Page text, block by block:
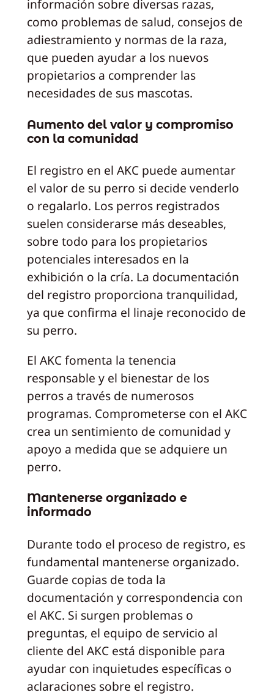
información sobre diversas razas,
como problemas de salud, consejos de
adiestramiento y normas de la raza,
que pueden ayudar a los nuevos
propietarios a comprender las
necesidades de sus mascotas.
Aumento del valor y compromiso
con la comunidad
El registro en el AKC puede aumentar
el valor de su perro si decide venderlo
o regalarlo. Los perros registrados
suelen considerarse más deseables,
sobre todo para los propietarios
potenciales interesados en la
exhibición o la cría. La documentación
del registro proporciona tranquilidad,
ya que confirma el linaje reconocido de
su perro.
El AKC fomenta la tenencia
responsable y el bienestar de los
perros a través de numerosos
programas. Comprometerse con el AKC
crea un sentimiento de comunidad y
apoyo a medida que se adquiere un
perro.
Mantenerse organizado e
informado
Durante todo el proceso de registro, es
fundamental mantenerse organizado.
Guarde copias de toda la
documentación y correspondencia con
el AKC. Si surgen problemas o
preguntas, el equipo de servicio al
cliente del AKC está disponible para
ayudar con inquietudes específicas o
aclaraciones sobre el registro.